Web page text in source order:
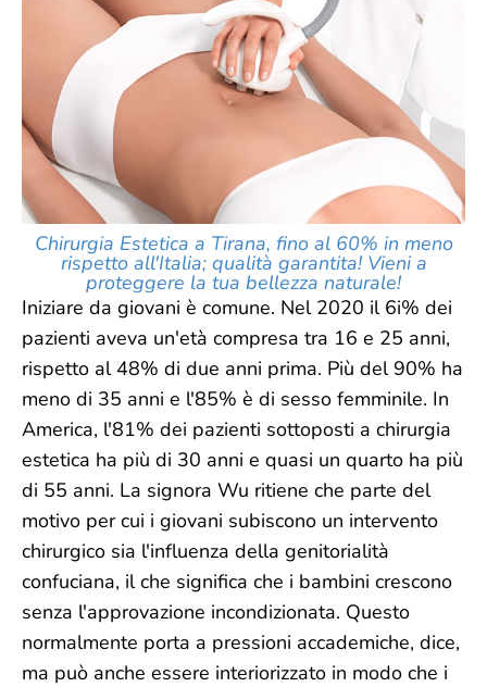
Chirurgia Estetica a Tirana, fino al 60% in meno
rispetto all'Italia; qualità garantita! Vieni a
proteggere la tua bellezza naturale!
Iniziare da giovani è comune. Nel 2020 il 6i% dei
pazienti aveva un'età compresa tra 16 e 25 anni,
rispetto al 48% di due anni prima. Più del 90% ha
meno di 35 anni e l'85% è di sesso femminile. In
America, l'81% dei pazienti sottoposti a chirurgia
estetica ha più di 30 anni e quasi un quarto ha più
di 55 anni. La signora Wu ritiene che parte del
motivo per cui i giovani subiscono un intervento
chirurgico sia l'influenza della genitorialità
confuciana, il che significa che i bambini crescono
senza l'approvazione incondizionata. Questo
normalmente porta a pressioni accademiche, dice,
ma può anche essere interiorizzato in modo che i